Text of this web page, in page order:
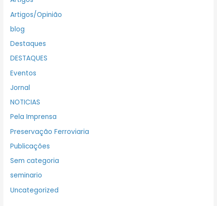
Artigos/Opinião
blog
Destaques
DESTAQUES
Eventos
Jornal
NOTICIAS
Pela Imprensa
Preservação Ferroviaria
Publicações
Sem categoria
seminario
Uncategorized